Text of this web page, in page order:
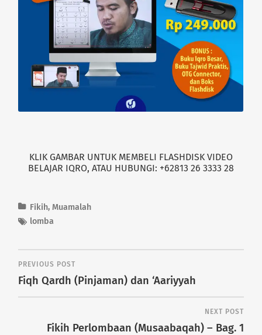
KLIK GAMBAR UNTUK MEMBELI FLASHDISK VIDEO
BELAJAR IQRO, ATAU HUBUNGI: +62813 26 3333 28
Fikih,Muamalah
lomba
PREVIOUS POST
Fiqh Qardh (Pinjaman) dan ‘Aariyyah
NEXT POST
Fikih Perlombaan (Musaabaqah) – Bag. 1